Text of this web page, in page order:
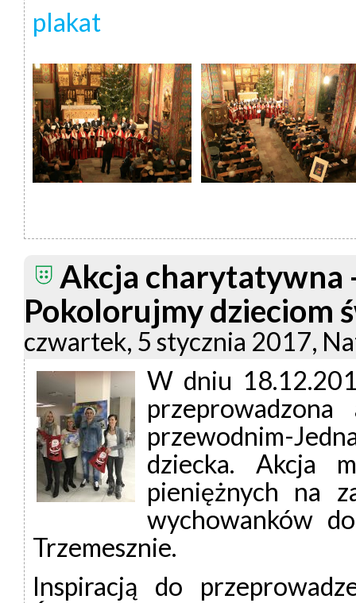
plakat
Akcja charytatywna
Pokolorujmy dzieciom
czwartek, 5 stycznia 2017,
W dniu
przewodnim-
dziecka. Akcja
pieniężnych na
wychowanków
Trzemesznie.
Inspiracją do